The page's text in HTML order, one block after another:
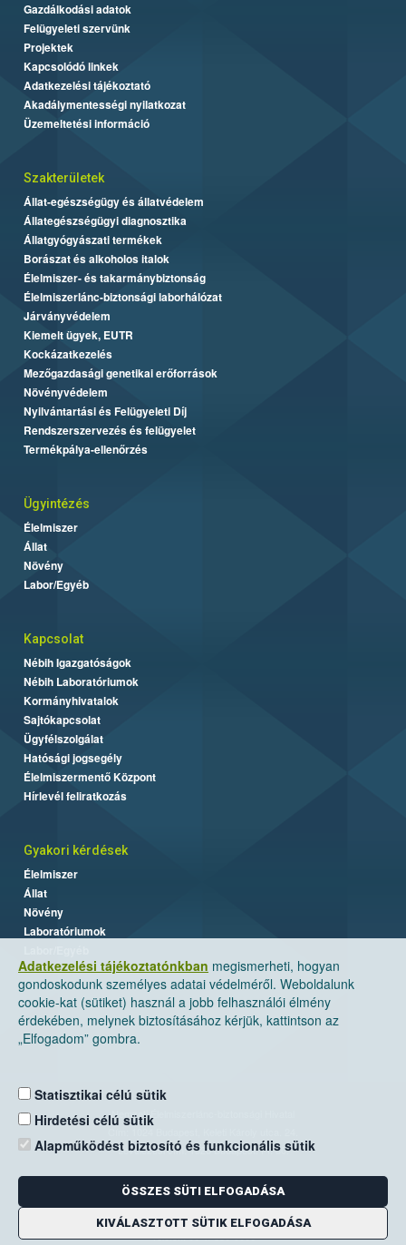
Adatkezelési tájékoztatónkban megismerheti, hogyan
gondoskodunk személyes adatai védelméről. Weboldalunk
cookie-kat (sütiket) használ a jobb felhasználói élmény
érdekében, melynek biztosításához kérjük, kattintson az
„Elfogadom” gombra.
Statisztikai célú sütik
Hirdetési célú sütik
Alapműködést biztosító és funkcionális sütik
ÖSSZES SÜTI ELFOGADÁSA
KIVÁLASZTOTT SÜTIK ELFOGADÁSA
Gazdálkodási adatok
Felügyeleti szervünk
Projektek
Kapcsolódó linkek
Adatkezelési tájékoztató
Akadálymentességi nyilatkozat
Üzemeltetési információ
Szakterületek
Állat-egészségügy és állatvédelem
Állategészségügyi diagnosztika
Állatgyógyászati termékek
Borászat és alkoholos italok
Élelmiszer- és takarmánybiztonság
Élelmiszerlánc-biztonsági laborhálózat
Járványvédelem
Kiemelt ügyek, EUTR
Kockázatkezelés
Mezőgazdasági genetikai erőforrások
Növényvédelem
Nyilvántartási és Felügyeleti Díj
Rendszerszervezés és felügyelet
Termékpálya-ellenőrzés
Ügyintézés
Élelmiszer
Állat
Növény
Labor/Egyéb
Kapcsolat
Nébih Igazgatóságok
Nébih Laboratóriumok
Kormányhivatalok
Sajtókapcsolat
Ügyfélszolgálat
Hatósági jogsegély
Élelmiszermentő Központ
Hírlevél feliratkozás
Gyakori kérdések
Élelmiszer
Állat
Növény
Laboratóriumok
Nemzeti Élelmiszerlánc-biztonsági Hivatal
Levelezési cím: 1525 Budapest. Pf. 30.
E-mail:ugyfelszolgalat@nebih.gov.hu
Zöld szám: 06-80/263-244
Telefon: 06-1/ 336-9000